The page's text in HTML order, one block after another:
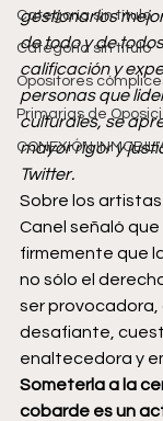
Categoría sin título
Categoría sin título
Opositores
Primarias de
CONEXIÓN
gestionarlos
de todo y de
calificación y
personas que
culturales, se
mayor rigor y
Twitter.
Sobre los
Canel señaló que
firmemente que
no sólo el
ser provocadora,
desafiante,
enaltecedora y
Someterla a la
cobarde es un